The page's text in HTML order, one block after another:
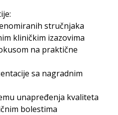
stručnjaka
kliničkim izazovima
na praktične
sa nagradnim
unapređenja kvaliteta
bolestima